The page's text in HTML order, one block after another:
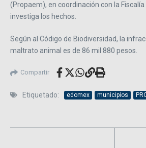
(Propaem), en coordinación con la
investiga los hechos.
Según al Código de Biodiversidad, la
maltrato animal es de 86 mil 880 pesos.
Compartir
Etiquetado: edomex municipios